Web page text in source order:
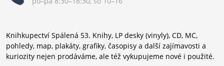
Knihkupectví Spálená 53. Knihy, LP desky (vinyly), CD, MC,
pohledy, map, plakáty, grafiky, časopisy a další zajímavosti a
kuriozity nejen prodáváme, ale též vykupujeme nové i použité.